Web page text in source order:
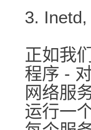
3.
正如我
程序 -
网络服
运行一